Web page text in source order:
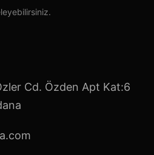
Cd. Özden Apt Kat:6